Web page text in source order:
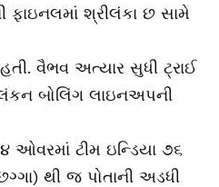
ફાઇનલમાં શ્રીલંકા છ સામે
વૈભવ અત્યાર સુધી ટ્રાઈ
બોલિંગ લાઇનઅપની
ઓવરમાં ટીમ ઇન્ડિયા ૭૬
થી જ પોતાની અડધી